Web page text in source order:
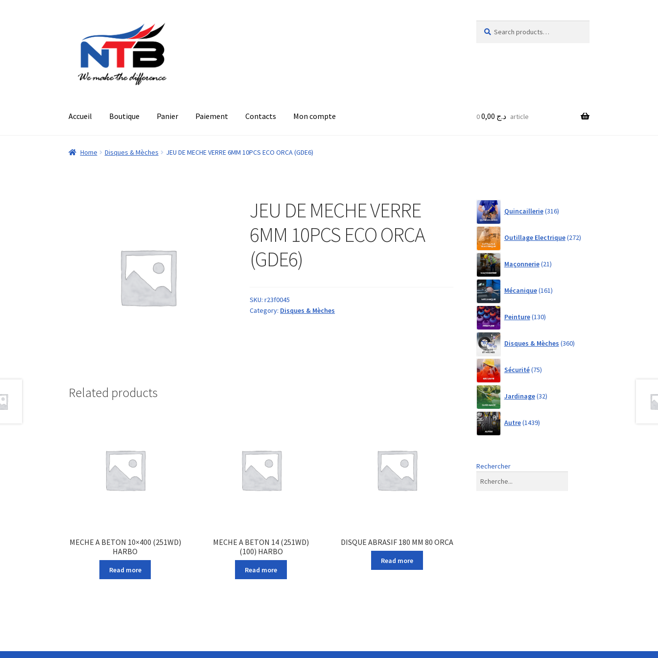
navigation
contenu
for:
Accueil Boutique Panier Paiement Contacts Mon compte د.ج 0 article
Home Disques & Mèches JEU DE MECHE VERRE 6MM 10PCS ECO ORCA (GDE6)
JEU DE MECHE VERRE
6MM 10PCS ECO ORCA
(GDE6)
SKU:r23f0045
Category: Disques & Mèches
Related products
MECHE A BETON 10×400 (251WD)
HARBO
Read more
MECHE A BETON 14 (251WD)
(100) HARBO
Read more
DISQUE ABRASIF 180 MM 80 ORCA
Read more
Quincaillerie 316products
Outillage Electrique 272products
Maçonnerie 21products
Mécanique 161products
Peinture 130products
Disques & Mèches 360products
Sécurité 75products
Jardinage 32products
Autre 1439products
Rechercher